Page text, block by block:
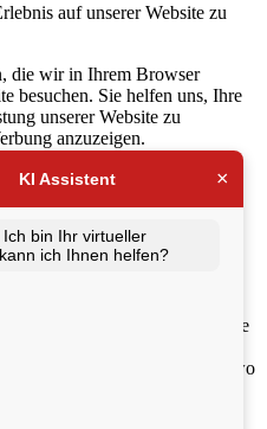
auf unserer Website zu
die wir in Ihrem Browser
besuchen. Sie helfen uns, Ihre
unserer Website zu
anzuzeigen.
Sie akzeptieren möchten,
„Auswahl anpassen“ klicken.
stimmen Sie der
Informationen finden Sie in
unserer Website und Angebote
die sichere Nutzung
in Ihrem Kundenkonto (wo
im Warenkorb.
KI Assistent ×
bin Ihr virtueller
ich Ihnen helfen?